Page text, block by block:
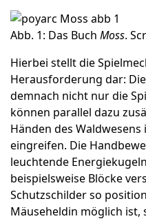
Abb. 1: Das Buch Moss.
Hierbei stellt die
Herausforderung dar:
demnach nicht nur die
können parallel dazu
Händen des Waldwesens
eingreifen. Die
leuchtende
beispielsweise Blöcke
Schutzschilder so
Mäuseheldin möglich ist,